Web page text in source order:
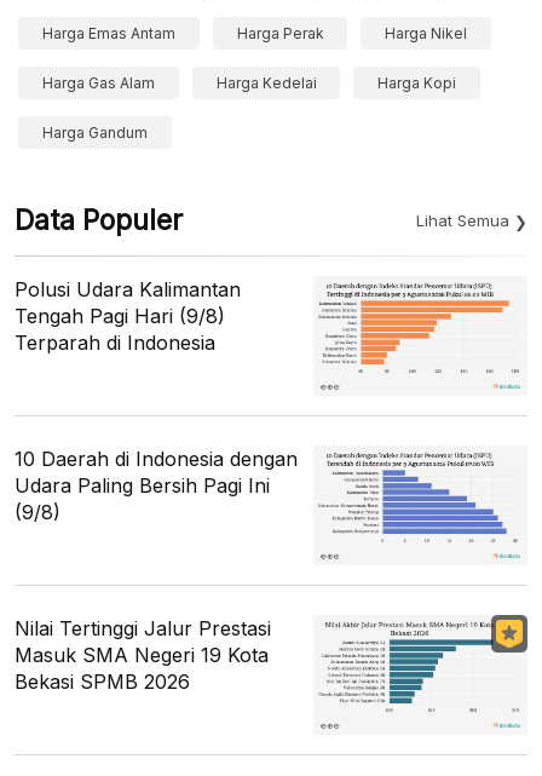
Harga Emas Antam Harga Perak Harga Nikel
Harga Gas Alam Harga Kedelai Harga Kopi
Harga Gandum
Data Populer Lihat Semua
Polusi Udara Kalimantan
Tengah Pagi Hari (9/8)
Terparah di Indonesia
10 Daerah di Indonesia dengan
Udara Paling Bersih Pagi Ini
(9/8)
Nilai Tertinggi Jalur Prestasi
Masuk SMA Negeri 19 Kota
Bekasi SPMB 2026